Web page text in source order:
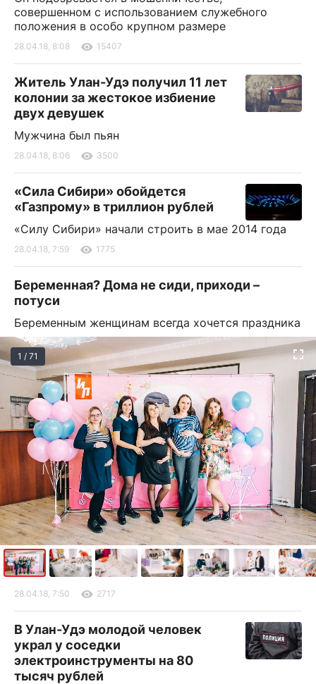
совершенном с использованием служебного
положения в особо крупном размере
28.04.18, 8:08 15407
Житель Улан-Удэ получил 11 лет
колонии за жестокое избиение
двух девушек
Мужчина был пьян
28.04.18, 8:06 3500
«Сила Сибири» обойдется
«Газпрому» в триллион рублей
«Силу Сибири» начали строить в мае 2014 года
28.04.18, 7:59 1775
Беременная? Дома не сиди, приходи –
потуси
Беременным женщинам всегда хочется праздника
1 / 71
28.04.18, 7:50 2717
В Улан-Удэ молодой человек
украл у соседки
электроинструменты на 80
тысяч рублей